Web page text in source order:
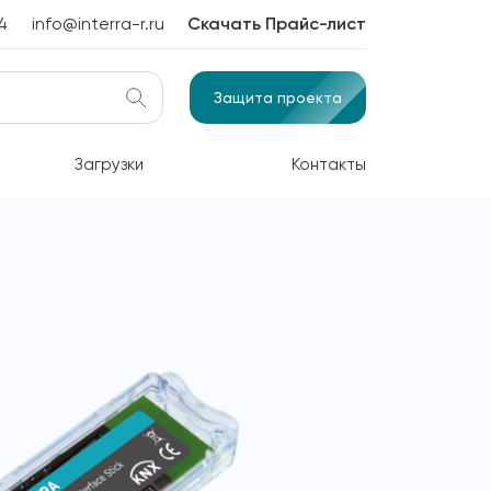
info@interra-r.ru Скачать Прайс-лист
Защита проекта
Загрузки Контакты